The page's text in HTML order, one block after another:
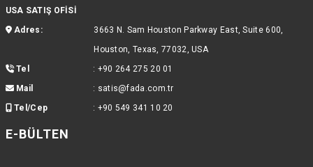
USA SATIŞ OFİSİ
Adres:
3663 N. Sam Houston Parkway East, Suite 600,
Houston, Texas, 77032, USA
Tel
: +90 264 275 20 01
Mail
: satis@fada.com.tr
Tel/Cep
: +90 549 341 10 20
E-BÜLTEN